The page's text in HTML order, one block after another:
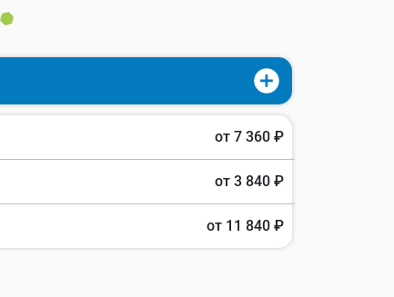
от 7 360 ₽
от 3 840 ₽
от 11 840 ₽